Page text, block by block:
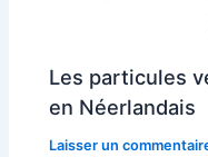
Les particules
en Néerlandais
Laisser un